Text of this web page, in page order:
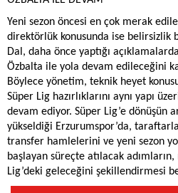
Yeni sezon öncesi en çok merak
direktörlük konusunda ise belirsizlik
Dal, daha önce yaptığı
Özbalta ile yola devam edileceğini
Böylece yönetim, teknik heyet
Süper Lig hazırlıklarını aynı yapı
devam ediyor. Süper Lig’e dönüşün
yükseldiği Erzurumspor’da,
transfer hamlelerini ve yeni sezon
başlayan süreçte atılacak
Lig’deki geleceğini şekillendirmesi